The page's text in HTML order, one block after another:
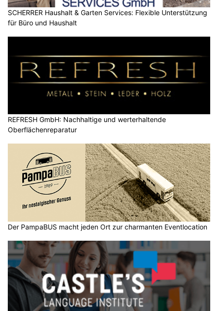
SCHERRER Haushalt & Garten Services: Flexible Unterstützung
für Büro und Haushalt
REFRESH GmbH: Nachhaltige und werterhaltende
Oberflächenreparatur
Der PampaBUS macht jeden Ort zur charmanten Eventlocation